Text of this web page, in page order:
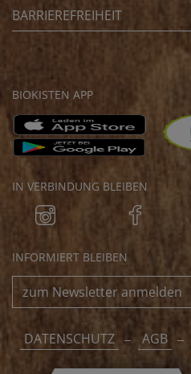
BARRIEREFREIHEIT
BIOKISTEN APP
IN VERBINDUNG BLEIBEN
INFORMIERT BLEIBEN
zum Newsletter anmelden
DATENSCHUTZ AGB